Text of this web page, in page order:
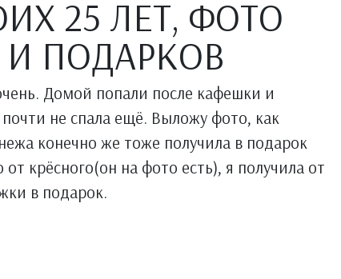
25 ЛЕТ, ФОТО
ПОДАРКОВ
Домой попали после кафешки и
не спала ещё. Выложу фото, как
конечно же тоже получила в подарок
крёсного(он на фото есть), я получила от
в подарок.